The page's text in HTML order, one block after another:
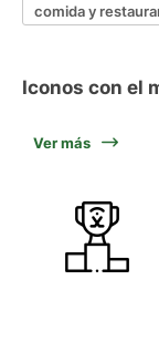
comida y
Iconos con el
Ver más